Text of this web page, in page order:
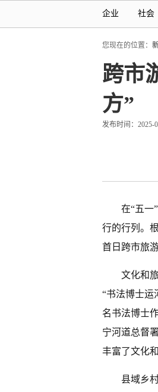
企业 社会
您现在的位置：
跨市
方”
发布时间：2025-
在“五一
行的行列。
首日跨市旅
文化和
“书法博士运
名书法博士
宁河道总督
丰富了文化
县域乡